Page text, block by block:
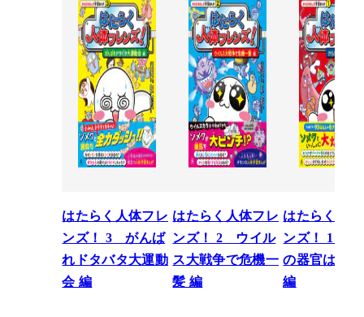
はたらく人体フレ
ンズ！ 3 がんば
れドタバタ大運動
会 編
はたらく人体フレ
ンズ！ 2 ウイル
ス大戦争で危機一
髪 編
はたらく人
ンズ！ 1 か
の器官は大
編